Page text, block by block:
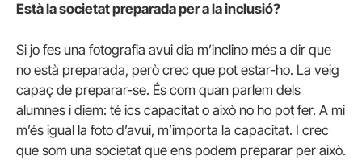
Està la societat preparada per a la inclusió?
Si jo fes una fotografia avui dia m’inclino més a dir que
no està preparada, però crec que pot estar-ho. La veig
capaç de preparar-se. És com quan parlem dels
alumnes i diem: té ics capacitat o això no ho pot fer. A mi
m’és igual la foto d’avui, m’importa la capacitat. I crec
que som una societat que ens podem preparar per això.